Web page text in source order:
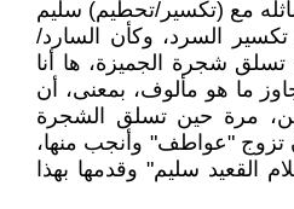
مع (تكسير/تحطيم) سليم
السرد، وكأن السارد/
شجرة الجميزة، ها أنا
ما هو مألوف، بمعنى، أن
مرة حين تسلق الشجرة
تزوج "عواطف" وأنجب منها،
القعيد سليم" وقدمها بهذا